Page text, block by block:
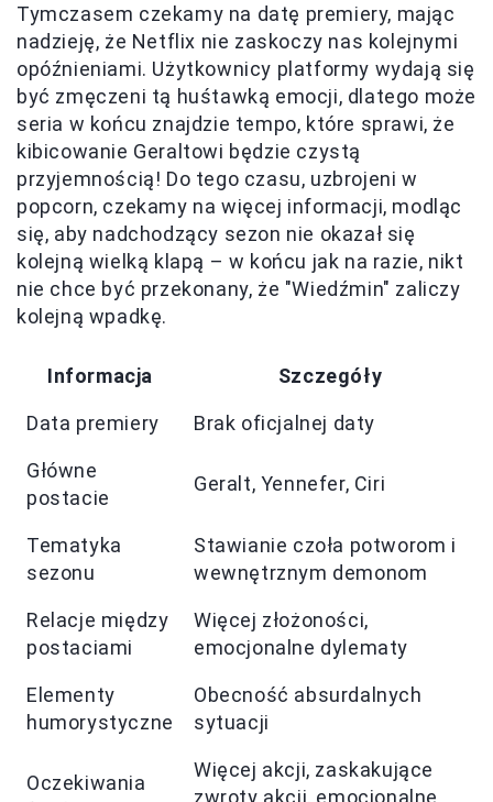
Tymczasem czekamy na datę premiery, mając
nadzieję, że Netflix nie zaskoczy nas kolejnymi
opóźnieniami. Użytkownicy platformy wydają się
być zmęczeni tą huśtawką emocji, dlatego może
seria w końcu znajdzie tempo, które sprawi, że
kibicowanie Geraltowi będzie czystą
przyjemnością! Do tego czasu, uzbrojeni w
popcorn, czekamy na więcej informacji, modląc
się, aby nadchodzący sezon nie okazał się
kolejną wielką klapą – w końcu jak na razie, nikt
nie chce być przekonany, że "Wiedźmin" zaliczy
kolejną wpadkę.
Informacja Szczegóły
Data premiery Brak oficjalnej daty
Główne
postacie
Geralt, Yennefer, Ciri
Tematyka
sezonu
Stawianie czoła potworom i
wewnętrznym demonom
Relacje między
postaciami
Więcej złożoności,
emocjonalne dylematy
Elementy
humorystyczne
Obecność absurdalnych
sytuacji
Oczekiwania
Więcej akcji, zaskakujące
zwroty akcji, emocjonalne